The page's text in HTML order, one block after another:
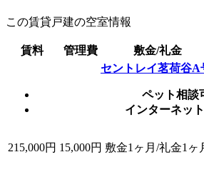
この賃貸戸建の空室情報
賃料 管理費 敷金/礼金
セントレイ茗荷谷A
ペット相談
インターネッ
215,000円 15,000円 敷金1ヶ月/礼金1ヶ